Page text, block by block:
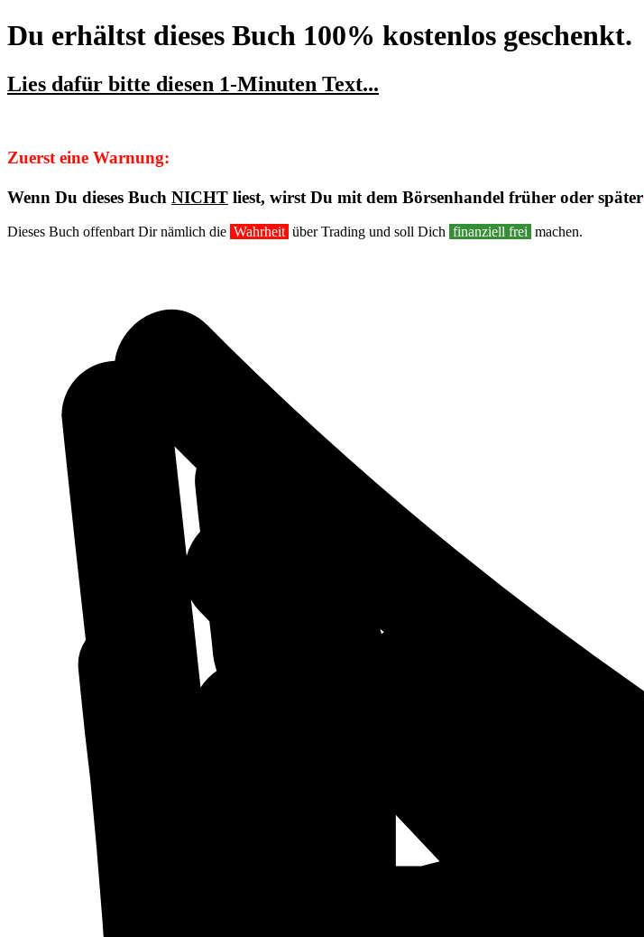
Du erhältst dieses Buch 100% kostenlos geschenkt.
Lies dafür bitte diesen 1-Minuten Text...
Zuerst eine Warnung:
Wenn Du dieses Buch NICHT liest, wirst Du mit dem Börsenhandel früher oder später
Dieses Buch offenbart Dir nämlich die Wahrheit über Trading und soll Dich finanziell frei machen.